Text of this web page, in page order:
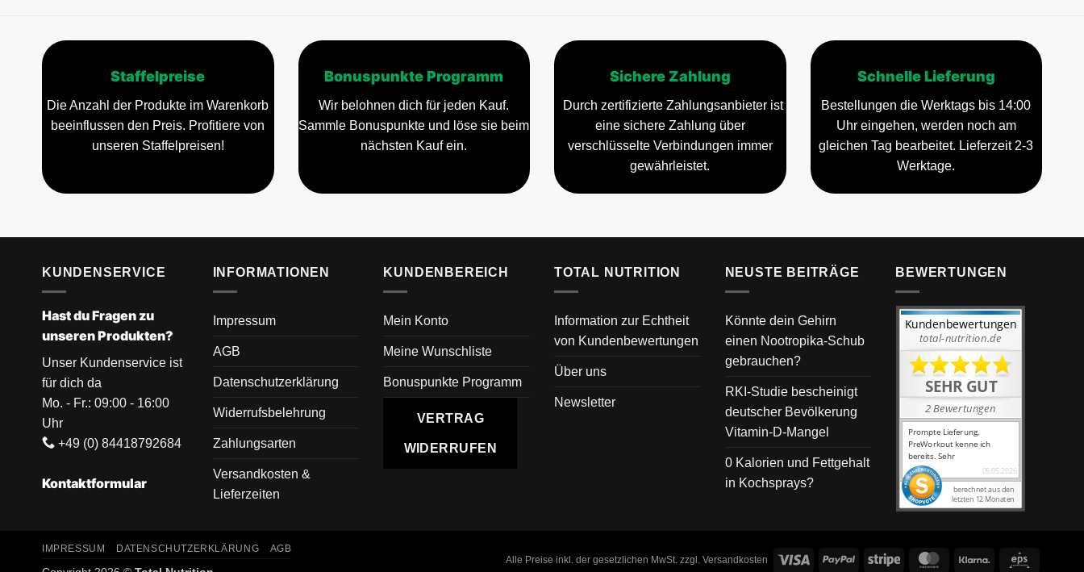
Staffelpreise
Die Anzahl der Produkte im Warenkorb
beeinflussen den Preis. Profitiere von
unseren Staffelpreisen!
Bonuspunkte Programm
Wir belohnen dich für jeden Kauf.
Sammle Bonuspunkte und löse sie beim
nächsten Kauf ein.
Sichere Zahlung
Durch zertifizierte Zahlungsanbieter ist
eine sichere Zahlung über
verschlüsselte Verbindungen immer
gewährleistet.
Schnelle Lieferung
Bestellungen die Werktags bis 14:00
Uhr eingehen, werden noch am
gleichen Tag bearbeitet. Lieferzeit 2-3
Werktage.
KUNDENSERVICE
Hast du Fragen zu
unseren Produkten?
Unser Kundenservice ist
für dich da
Mo. - Fr.: 09:00 - 16:00
Uhr
+49 (0) 84418792684
Kontaktformular
INFORMATIONEN
Impressum
AGB
Datenschutzerklärung
Widerrufsbelehrung
Zahlungsarten
Versandkosten &
Lieferzeiten
KUNDENBEREICH
Mein Konto
Meine Wunschliste
Bonuspunkte Programm
VERTRAG
WIDERRUFEN
TOTAL NUTRITION
Information zur Echtheit
von Kundenbewertungen
Über uns
Newsletter
NEUSTE BEITRÄGE
Könnte dein Gehirn
einen Nootropika-Schub
gebrauchen?
RKI-Studie bescheinigt
deutscher Bevölkerung
Vitamin-D-Mangel
0 Kalorien und Fettgehalt
in Kochsprays?
BEWERTUNGEN
Alle Preise inkl. der gesetzlichen MwSt. zzgl. Versandkosten Visa PayPal Stripe MasterCardKlarna
IMPRESSUM DATENSCHUTZERKLÄRUNG AGB